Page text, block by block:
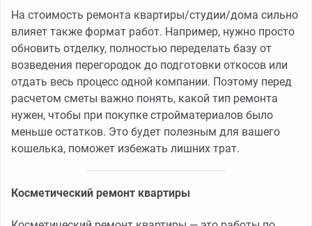
На стоимость ремонта квартиры/студии/дома сильно
влияет также формат работ. Например, нужно просто
обновить отделку, полностью переделать базу от
возведения перегородок до подготовки откосов или
отдать весь процесс одной компании. Поэтому перед
расчетом сметы важно понять, какой тип ремонта
нужен, чтобы при покупке стройматериалов было
меньше остатков. Это будет полезным для вашего
кошелька, поможет избежать лишних трат.
Косметический ремонт квартиры